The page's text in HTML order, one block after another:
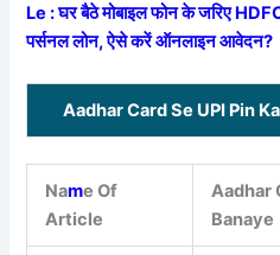
Le : घर बैठे मोबाइल फोन के जरिए
पर्सनल लोन, ऐसे करें ऑनलाइन आवेदन?
Aadhar Card Se UPI Pin
Name Of
Article
Aadhar
Banaye